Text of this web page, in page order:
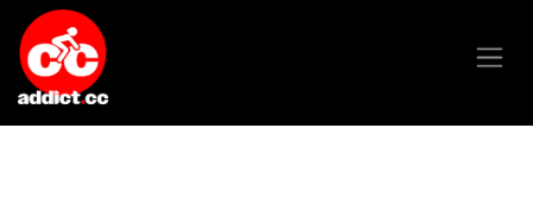
Overslaan naar inhoud